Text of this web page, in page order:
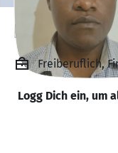
Kinuthia
Freiberuflich,
Logg Dich ein, um